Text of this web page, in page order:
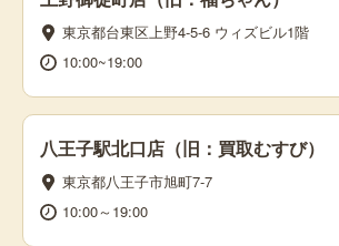
東京都台東区上野4-5-6 ウィズビル1階
10:00~19:00
八王子駅北口店（旧：買取むすび）
東京都八王子市旭町7-7
10:00～19:00